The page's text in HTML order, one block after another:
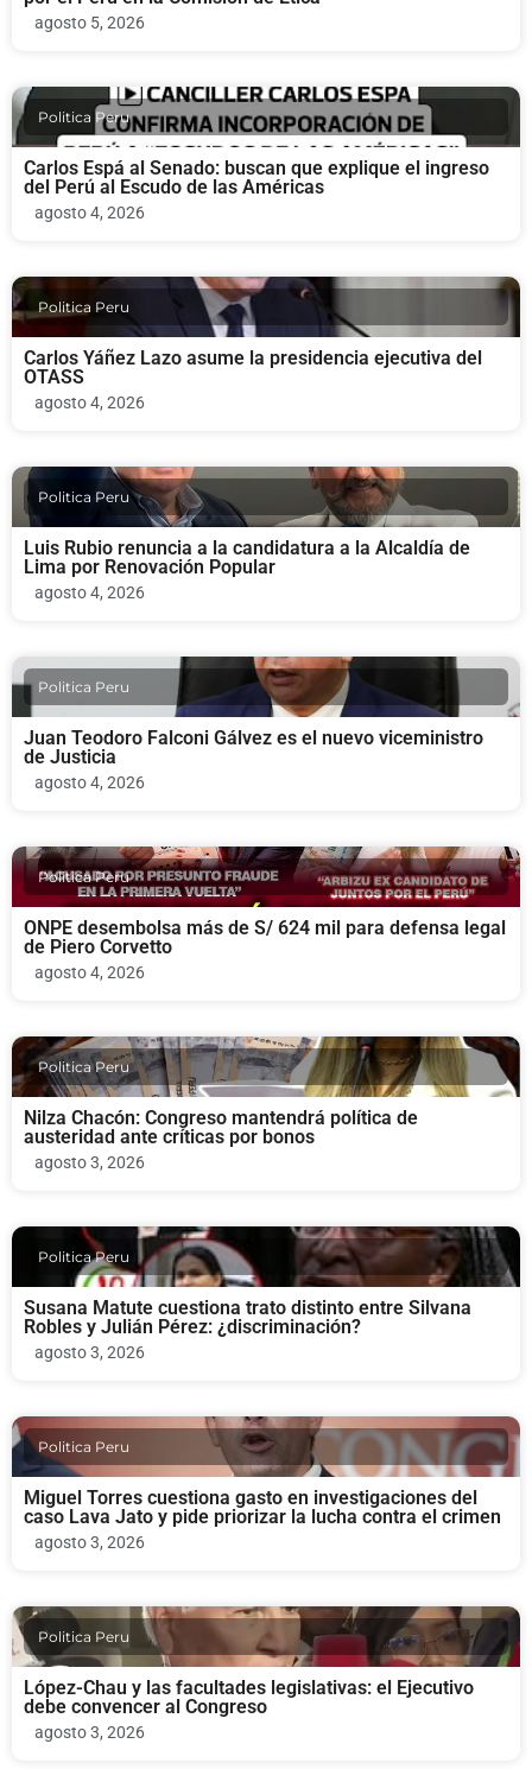
agosto 5, 2026
Politica Peru
Carlos Espá al Senado: buscan que explique el ingreso
del Perú al Escudo de las Américas
agosto 4, 2026
Politica Peru
Carlos Yáñez Lazo asume la presidencia ejecutiva del
OTASS
agosto 4, 2026
Politica Peru
Luis Rubio renuncia a la candidatura a la Alcaldía de
Lima por Renovación Popular
agosto 4, 2026
Politica Peru
Juan Teodoro Falconi Gálvez es el nuevo viceministro
de Justicia
agosto 4, 2026
Politica Peru
ONPE desembolsa más de S/ 624 mil para defensa legal
de Piero Corvetto
agosto 4, 2026
Politica Peru
Nilza Chacón: Congreso mantendrá política de
austeridad ante críticas por bonos
agosto 3, 2026
Politica Peru
Susana Matute cuestiona trato distinto entre Silvana
Robles y Julián Pérez: ¿discriminación?
agosto 3, 2026
Politica Peru
Miguel Torres cuestiona gasto en investigaciones del
caso Lava Jato y pide priorizar la lucha contra el crimen
agosto 3, 2026
Politica Peru
López-Chau y las facultades legislativas: el Ejecutivo
debe convencer al Congreso
agosto 3, 2026